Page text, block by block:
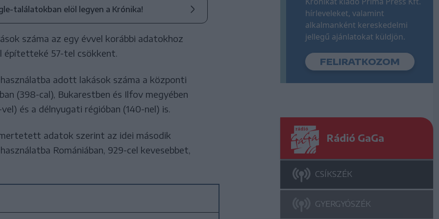
találatokban elöl legyen a Krónika!
száma az egy évvel korábbi adatokhoz
építetteké 57-tel csökkent.
adott lakások száma a központi
(398-cal), Bukarestben és Ilfov megyében
és a délnyugati régióban (140-nel) is.
adatok szerint az idei második
Romániában, 929-cel kevesebbet,
hírleveleket, valamint
alkalmanként kereskedelmi
jellegű ajánlatokat küldjön.
Rádió GaGa
CSÍKSZÉK
GYERGYÓSZÉK